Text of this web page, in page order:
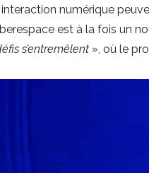
numérique
est à la fois un
s’entremêlent », où le